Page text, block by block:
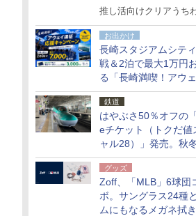
「GO！GO！長崎ス
推し活向けクリアうち
お出かけ
長崎スタジアムシテ
戦＆2泊で最大1万円
る「長崎満喫！アウェ
応援キャンペーン」
鉄道
はやぶさ50％オフの
eチケット（トクだ値
ャル28）」発売。秋
分、えきねっと限定
グッズ
Zoff、「MLB」6球団
ボ。サングラス24種
ムにもなるメガネ拭き